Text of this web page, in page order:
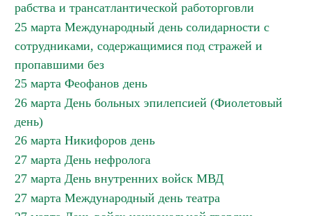
рабства и трансатлантической работорговли
25 марта Международный день солидарности с
сотрудниками, содержащимися под стражей и
пропавшими без
25 марта Феофанов день
26 марта День больных эпилепсией (Фиолетовый
день)
26 марта Никифоров день
27 марта День нефролога
27 марта День внутренних войск МВД
27 марта Международный день театра